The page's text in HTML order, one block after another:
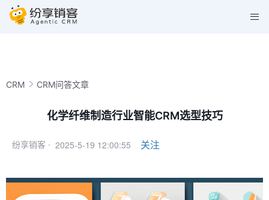
CRM CRM问答文章
化学纤维制造行业智能CRM选型技巧
纷享销客 · 2025-5-19 12:00:55 关注